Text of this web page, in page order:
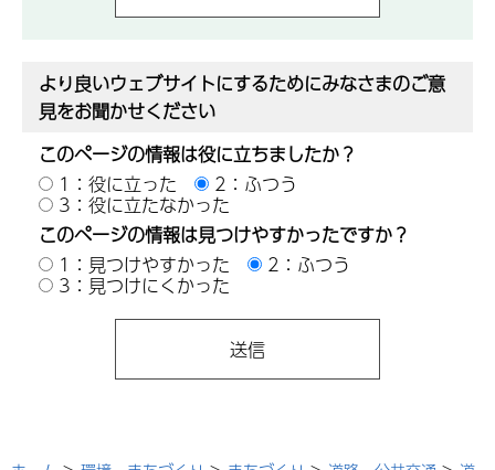
より良いウェブサイトにするためにみなさまのご意
見をお聞かせください
このページの情報は役に立ちましたか？
1：役に立った
2：ふつう
3：役に立たなかった
このページの情報は見つけやすかったですか？
1：見つけやすかった
2：ふつう
3：見つけにくかった